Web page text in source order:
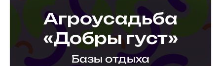
Агроусадьба
«Добры густ»
Базы отдыха